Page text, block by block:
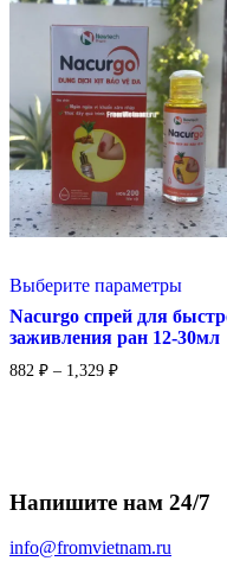
Выберите параметрытовар
имеет
Nacurgo спрей для
заживления ран 12-30мл
882 ₽ – 1,329 ₽Диапазон
Напишите нам 24/7
info@fromvietnam.ru